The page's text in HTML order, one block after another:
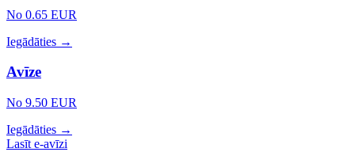
No 0.65 EUR
Iegādāties →
Avīze
No 9.50 EUR
Iegādāties →
Lasīt e-avīzi